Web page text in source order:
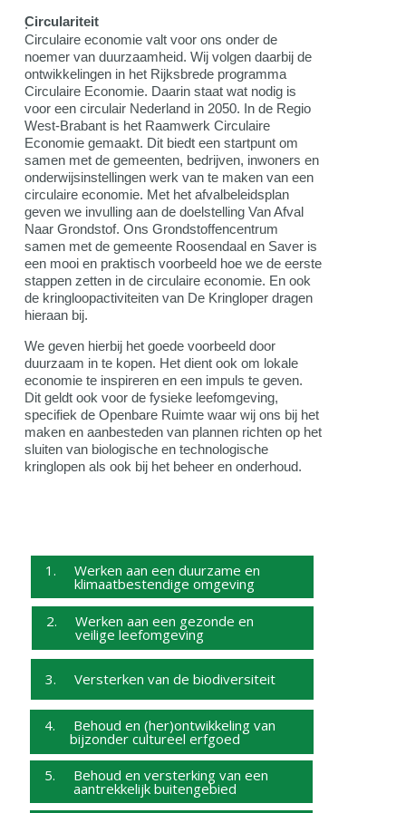
Circulariteit
Circulaire economie valt voor ons onder de
noemer van duurzaamheid. Wij volgen daarbij de
ontwikkelingen in het Rijksbrede programma
Circulaire Economie. Daarin staat wat nodig is
voor een circulair Nederland in 2050. In de Regio
West-Brabant is het Raamwerk Circulaire
Economie gemaakt. Dit biedt een startpunt om
samen met de gemeenten, bedrijven, inwoners en
onderwijsinstellingen werk van te maken van een
circulaire economie. Met het afvalbeleidsplan
geven we invulling aan de doelstelling Van Afval
Naar Grondstof. Ons Grondstoffencentrum
samen met de gemeente Roosendaal en Saver is
een mooi en praktisch voorbeeld hoe we de eerste
stappen zetten in de circulaire economie. En ook
de kringloopactiviteiten van De Kringloper dragen
hieraan bij.
We geven hierbij het goede voorbeeld door
duurzaam in te kopen. Het dient ook om lokale
economie te inspireren en een impuls te geven.
Dit geldt ook voor de fysieke leefomgeving,
specifiek de Openbare Ruimte waar wij ons bij het
maken en aanbesteden van plannen richten op het
sluiten van biologische en technologische
kringlopen als ook bij het beheer en onderhoud.
5. Behoud en versterking van een
aantrekkelijk buitengebied
4. Behoud en (her)ontwikkeling van
bijzonder cultureel erfgoed
3. Versterken van de biodiversiteit
2. Werken aan een gezonde en
veilige leefomgeving
1. Werken aan een duurzame en
klimaatbestendige omgeving
.